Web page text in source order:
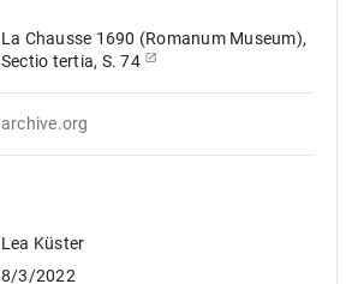
La Chausse 1690 (Romanum Museum),
Sectio tertia, S. 74
archive.org
Lea Küster
8/3/2022